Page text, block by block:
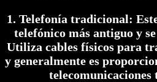
1. Telefonía tradicional:
telefónico más antiguo y
Utiliza cables físicos para
y generalmente es
telecomunicaciones